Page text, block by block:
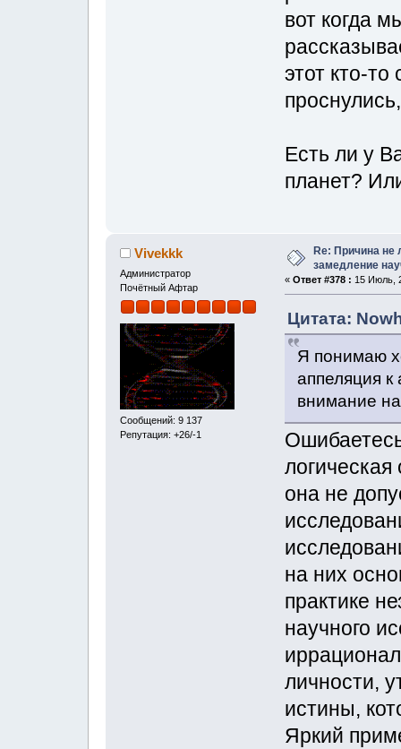
вот когда
этот кто-
Есть ли у
планет?
Vivekkk
Администратор
Почётный Афтар
Сообщений: 9 137
Репутация: +26/-1
Re: Причина не
замедление
« Ответ #378 : 15 Июль,
Цитата:
Я понимаю
аппеляция к
внимание
она не
на них
практике
научного
личности,
истины,
Яркий